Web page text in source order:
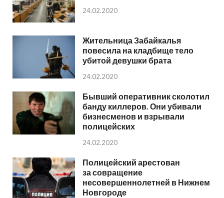
24.02.2020
Жительница Забайкалья
повесила на кладбище тело
убитой девушки брата
24.02.2020
Бывший оперативник сколотил
банду киллеров. Они убивали
бизнесменов и взрывали
полицейских
24.02.2020
Полицейский арестован
за совращение
несовершеннолетней в Нижнем
Новгороде